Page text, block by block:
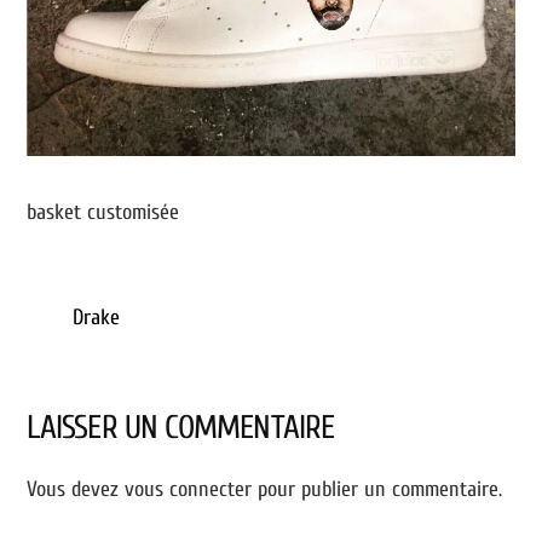
basket customisée
Drake
LAISSER UN COMMENTAIRE
Vous devezvous connecter pour publier un commentaire.